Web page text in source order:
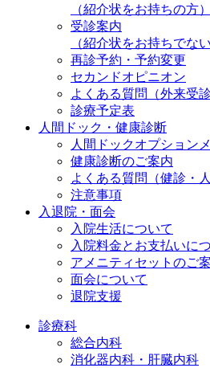
（紹介状をお持ちの方）
受診案内
（紹介状をお持ちでない
再診予約・予約変更
セカンドオピニオン
よくある質問（外来受診
診療予定表
人間ドック・健康診断
人間ドックオプション
健康診断のご案内
よくある質問（健診・
注意事項
入退院・面会
入院生活について
入院料金とお支払いに
アメニティセットのご
面会について
退院支援
診療科
総合内科
消化器内科・肝臓内科